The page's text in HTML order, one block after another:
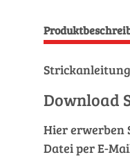
Strickanleitung
Download
Hier erwerben
Datei per E-